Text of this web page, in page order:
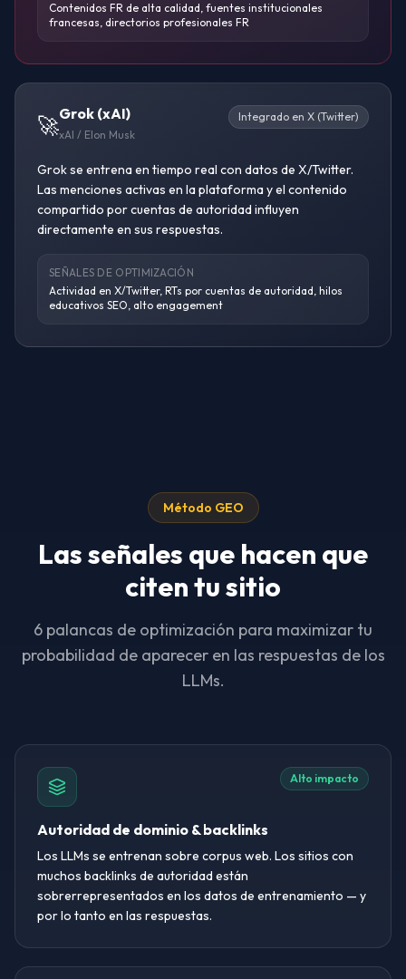
Contenidos FR de alta calidad, fuentes institucionales
francesas, directorios profesionales FR
🚀Grok (xAI)
xAI / Elon Musk
Integrado en X (Twitter)
Grok se entrena en tiempo real con datos de X/Twitter.
Las menciones activas en la plataforma y el contenido
compartido por cuentas de autoridad influyen
directamente en sus respuestas.
SEÑALES DE OPTIMIZACIÓN
Actividad en X/Twitter, RTs por cuentas de autoridad, hilos
educativos SEO, alto engagement
Método GEO
Las señales que hacen que
citen tu sitio
6 palancas de optimización para maximizar tu
probabilidad de aparecer en las respuestas de los
LLMs.
Alto impacto
Autoridad de dominio & backlinks
Los LLMs se entrenan sobre corpus web. Los sitios con
muchos backlinks de autoridad están
sobrerrepresentados en los datos de entrenamiento — y
por lo tanto en las respuestas.